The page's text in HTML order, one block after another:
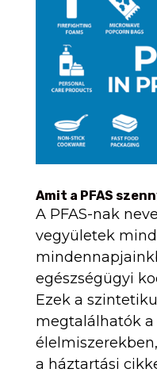
Amit a PFAS
A PFAS-nak
vegyületek
egészségügyi
Ezek a
megtalálhatók
a háztartási